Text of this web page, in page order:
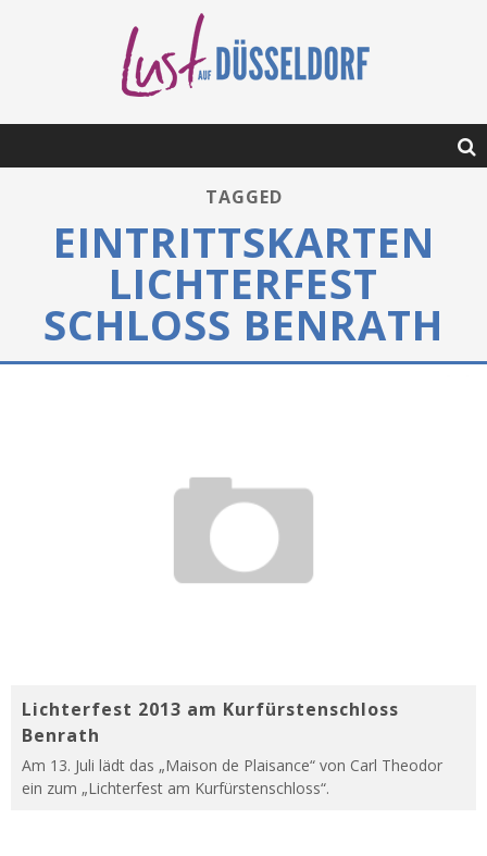
TAGGED
EINTRITTSKARTEN
LICHTERFEST
SCHLOSS BENRATH
Lichterfest 2013 am Kurfürstenschloss
Benrath
Am 13. Juli lädt das „Maison de Plaisance“ von Carl Theodor
ein zum „Lichterfest am Kurfürstenschloss“.